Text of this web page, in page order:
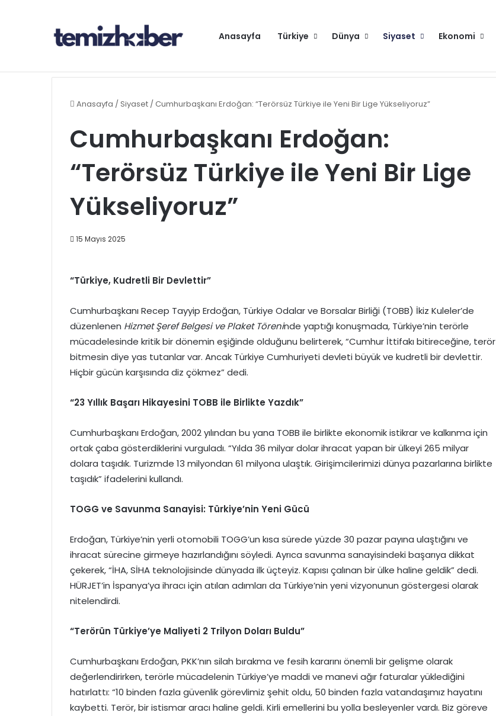
Anasayfa Türkiye Dünya Siyaset Ekonomi
Gündem
Anasayfa /Siyaset /Cumhurbaşkanı Erdoğan: “Terörsüz Türkiye ile Yeni Bir Lige Yükseliyoruz”
Cumhurbaşkanı Erdoğan:
“Terörsüz Türkiye ile Yeni Bir Lige
Yükseliyoruz”
15 Mayıs 2025
“Türkiye, Kudretli Bir Devlettir”
Cumhurbaşkanı Recep Tayyip Erdoğan, Türkiye Odalar ve Borsalar Birliği (TOBB) İkiz Kuleler’de
düzenlenen Hizmet Şeref Belgesi ve Plaket Töreninde yaptığı konuşmada, Türkiye’nin terörle
mücadelesinde kritik bir dönemin eşiğinde olduğunu belirterek, “Cumhur İttifakı bitireceğine, terör
bitmesin diye yas tutanlar var. Ancak Türkiye Cumhuriyeti devleti büyük ve kudretli bir devlettir.
Hiçbir gücün karşısında diz çökmez” dedi.
“23 Yıllık Başarı Hikayesini TOBB ile Birlikte Yazdık”
Cumhurbaşkanı Erdoğan, 2002 yılından bu yana TOBB ile birlikte ekonomik istikrar ve kalkınma için
ortak çaba gösterdiklerini vurguladı. “Yılda 36 milyar dolar ihracat yapan bir ülkeyi 265 milyar
dolara taşıdık. Turizmde 13 milyondan 61 milyona ulaştık. Girişimcilerimizi dünya pazarlarına birlikte
taşıdık” ifadelerini kullandı.
TOGG ve Savunma Sanayisi: Türkiye’nin Yeni Gücü
Erdoğan, Türkiye’nin yerli otomobili TOGG’un kısa sürede yüzde 30 pazar payına ulaştığını ve
ihracat sürecine girmeye hazırlandığını söyledi. Ayrıca savunma sanayisindeki başarıya dikkat
çekerek, “İHA, SİHA teknolojisinde dünyada ilk üçteyiz. Kapısı çalınan bir ülke haline geldik” dedi.
HÜRJET’in İspanya’ya ihracı için atılan adımları da Türkiye’nin yeni vizyonunun göstergesi olarak
nitelendirdi.
“Terörün Türkiye’ye Maliyeti 2 Trilyon Doları Buldu”
Cumhurbaşkanı Erdoğan, PKK’nın silah bırakma ve fesih kararını önemli bir gelişme olarak
değerlendirirken, terörle mücadelenin Türkiye’ye maddi ve manevi ağır faturalar yüklediğini
hatırlattı: “10 binden fazla güvenlik görevlimiz şehit oldu, 50 binden fazla vatandaşımız hayatını
kaybetti. Terör, bir istismar aracı haline geldi. Kirli emellerini bu yolla besleyenler vardı. Biz göreve